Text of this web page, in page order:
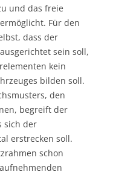
und das freie
Für den
dass der
sein soll,
kein
bilden soll.
den
begreift der
sich der
erstrecken soll.
schon